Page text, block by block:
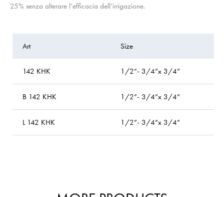
25% senza alterare l’efficacia dell’irrigazione.
Art Size
142 KHK 1/2”- 3/4”x 3/4”
B 142 KHK 1/2”- 3/4”x 3/4”
L 142 KHK 1/2”- 3/4”x 3/4”